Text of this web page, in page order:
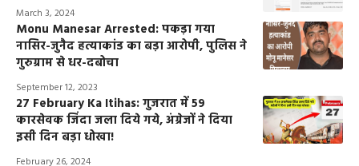
March 3, 2024
Monu Manesar Arrested: पकड़ा गया
नासिर-जुनैद हत्याकांड का बड़ा आरोपी, पुलिस ने
गुरुग्राम से धर-दबोचा
September 12, 2023
27 February Ka Itihas: गुजरात में 59
कारसेवक जिंदा जला दिये गये, अंग्रेजों ने दिया
इसी दिन बड़ा धोखा!
February 26, 2024